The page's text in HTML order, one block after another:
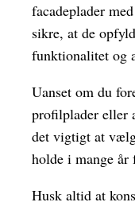
facadeplader
sikre, at de
funktionalitet og
Uanset om du
profilplader eller
det vigtigt at
holde i mange år
Husk altid at